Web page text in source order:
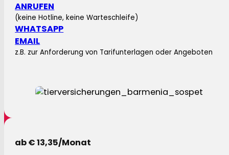
ANRUFEN
(keine Hotline, keine Warteschleife)
WHATSAPP
EMAIL
z.B. zur Anforderung von Tarifunterlagen oder Angeboten
ab € 13,35/Monat